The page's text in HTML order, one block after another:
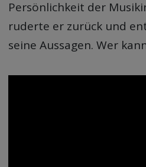
Persönlichkeit der
ruderte er zurück und
seine Aussagen. Wer